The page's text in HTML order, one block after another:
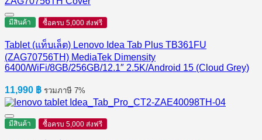
มีสินค้า ซื้อครบ 5,000 ส่งฟรี
Tablet (แท็บเล็ต) Lenovo Idea Tab Plus TB361FU
(ZAG70756TH) MediaTek Dimensity
6400/WiFi/8GB/256GB/12.1″ 2.5K/Android 15 (Cloud Grey)
11,990 ฿ รวมภาษี 7%
มีสินค้า ซื้อครบ 5,000 ส่งฟรี